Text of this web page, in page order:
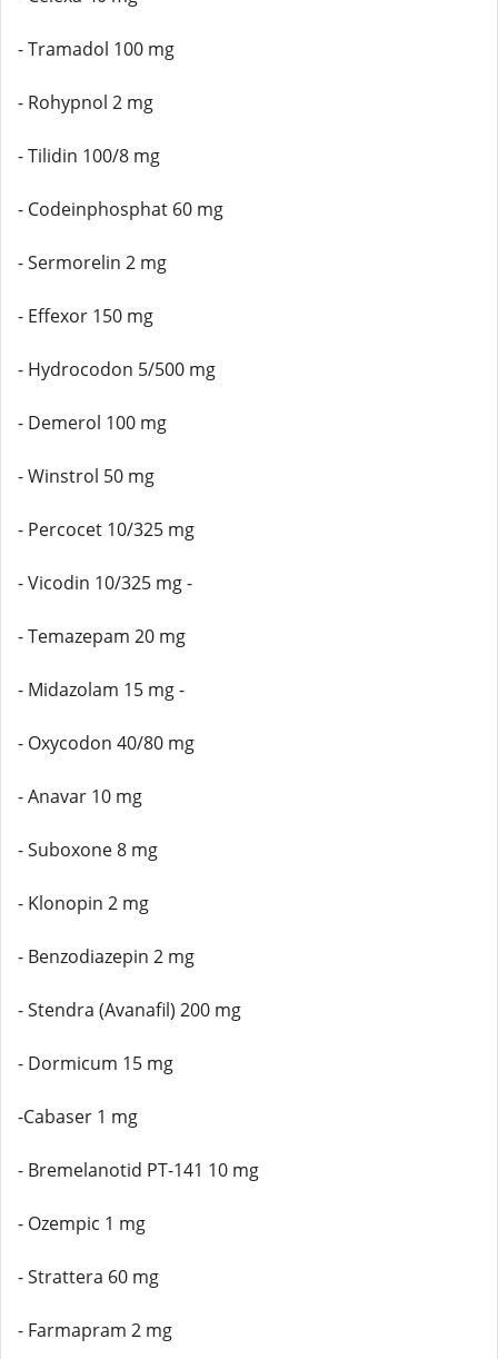
- Tramadol 100 mg
- Rohypnol 2 mg
- Tilidin 100/8 mg
- Codeinphosphat 60 mg
- Sermorelin 2 mg
- Effexor 150 mg
- Hydrocodon 5/500 mg
- Demerol 100 mg
- Winstrol 50 mg
- Percocet 10/325 mg
- Vicodin 10/325 mg -
- Temazepam 20 mg
- Midazolam 15 mg -
- Oxycodon 40/80 mg
- Anavar 10 mg
- Suboxone 8 mg
- Klonopin 2 mg
- Benzodiazepin 2 mg
- Stendra (Avanafil) 200 mg
- Dormicum 15 mg
-Cabaser 1 mg
- Bremelanotid PT-141 10 mg
- Ozempic 1 mg
- Strattera 60 mg
- Farmapram 2 mg